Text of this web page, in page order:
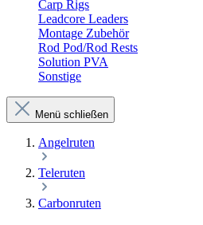
Carp Rigs
Leadcore Leaders
Montage Zubehör
Rod Pod/Rod Rests
Solution PVA
Sonstige
Menü schließen
Angelruten
Teleruten
Carbonruten